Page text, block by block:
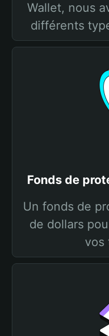
Wallet, nous
différents
Fonds de
Un fonds de
de dollars
vos